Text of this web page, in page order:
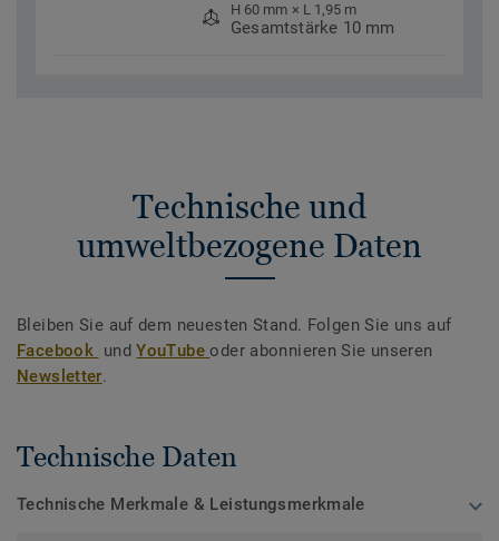
H 60 mm × L 1,95 m
Gesamtstärke 10 mm
Technische und
umweltbezogene Daten
Bleiben Sie auf dem neuesten Stand. Folgen Sie uns auf
Facebook undYouTubeoder abonnieren Sie unseren
Newsletter.
Technische Daten
Technische Merkmale & Leistungsmerkmale